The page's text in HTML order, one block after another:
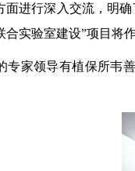
面进行深入交流，明
合实验室建设”项目将
专家领导有植保所韦